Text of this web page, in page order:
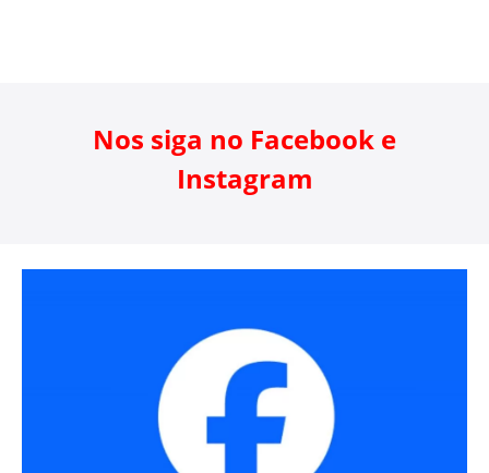
Nos siga no Facebook e
Instagram